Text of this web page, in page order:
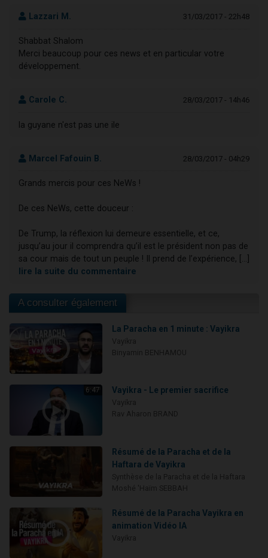
Lazzari M. 31/03/2017 - 22h48
Shabbat Shalom
Merci beaucoup pour ces news et en particular votre
développement.
Carole C. 28/03/2017 - 14h46
la guyane n'est pas une ile
Marcel Fafouin B. 28/03/2017 - 04h29
Grands mercis pour ces NeWs !
De ces NeWs, cette douceur :
De Trump, la réflexion lui demeure essentielle, et ce,
jusqu’au jour il comprendra qu’il est le président non pas de
sa cour mais de tout un peuple ! Il prend de l’expérience, [...]
lire la suite du commentaire
A consulter également
La Paracha en 1 minute : Vayikra
6:47 Vayikra - Le premier sacrifice
Résumé de la Paracha et de la
Haftara de Vayikra
Résumé de la Paracha Vayikra en
animation Vidéo IA